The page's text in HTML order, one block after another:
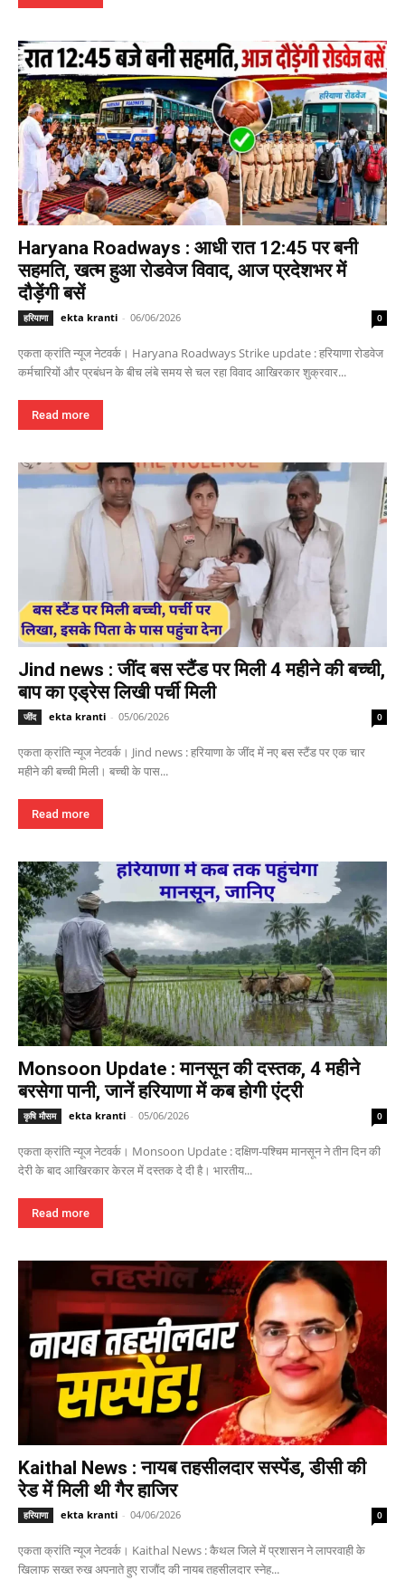
Haryana Roadways : आधी रात 12:45 पर बनी
सहमति, खत्म हुआ रोडवेज विवाद, आज प्रदेशभर में
दौड़ेंगी बसें
हरियाणा ekta kranti - 06/06/2026 0
एकता क्रांति न्यूज नेटवर्क। Haryana Roadways Strike update : हरियाणा रोडवेज
कर्मचारियों और प्रबंधन के बीच लंबे समय से चल रहा विवाद आखिरकार शुक्रवार...
Read more
Jind news : जींद बस स्टैंड पर मिली 4 महीने की बच्ची,
बाप का एड्रेस लिखी पर्ची मिली
जींद ekta kranti - 05/06/2026 0
एकता क्रांति न्यूज नेटवर्क। Jind news : हरियाणा के जींद में नए बस स्टैंड पर एक चार
महीने की बच्ची मिली। बच्ची के पास...
Read more
Monsoon Update : मानसून की दस्तक, 4 महीने
बरसेगा पानी, जानें हरियाणा में कब होगी एंट्री
कृषि मौसम ekta kranti - 05/06/2026 0
एकता क्रांति न्यूज नेटवर्क। Monsoon Update : दक्षिण-पश्चिम मानसून ने तीन दिन की
देरी के बाद आखिरकार केरल में दस्तक दे दी है। भारतीय...
Read more
Kaithal News : नायब तहसीलदार सस्पेंड, डीसी की
रेड में मिली थी गैर हाजिर
हरियाणा ekta kranti - 04/06/2026 0
एकता क्रांति न्यूज नेटवर्क। Kaithal News : कैथल जिले में प्रशासन ने लापरवाही के
खिलाफ सख्त रुख अपनाते हुए राजौंद की नायब तहसीलदार स्नेह...